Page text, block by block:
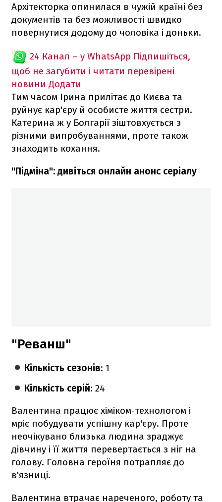
Архітекторка опинилася в чужій країні без
документів та без можливості швидко
повернутися додому до чоловіка і доньки.
24 Канал – у WhatsApp Підпишіться,
щоб не загубити і читати перевірені
новини Додати
Тим часом Ірина прилітає до Києва та
руйнує кар'єру й особисте життя сестри.
Катерина ж у Болгарії зіштовхується з
різними випробуваннями, проте також
знаходить кохання.
"Підміна": дивіться онлайн анонс серіалу
"Реванш"
Кількість сезонів: 1
Кількість серій: 24
Валентина працює хіміком-технологом і
мріє побудувати успішну кар'єру. Проте
неочікувано близька людина зраджує
дівчину і її життя перевертається з ніг на
голову. Головна героїня потрапляє до
в'язниці.
Валентина втрачає нареченого, роботу та